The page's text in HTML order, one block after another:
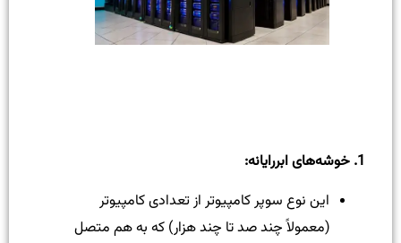
1. خوشه‌های ابررایانه:
این نوع سوپر کامپیوتر از تعدادی کامپیوتر
(معمولاً چند صد تا چند هزار) که به هم متصل